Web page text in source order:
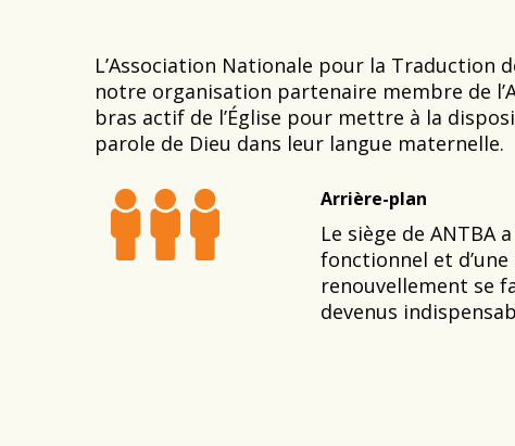
L’Association Nationale pour la Traduction
notre organisation partenaire membre de
bras actif de l’Église pour mettre à la
parole de Dieu dans leur langue maternelle.
Arrière-plan
Le siège de ANTBA
fonctionnel et
renouvellement se
devenus